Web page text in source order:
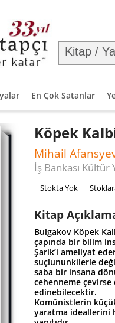
En Çok Satanlar
Köpek
Mihail
İş Bankası Kültür
Stokta Yok
Kitap
Bulgakov Köpek
çapında bir bilim
Şarik’i ameliyat
suçlununkilerle
saba bir insana
cehenneme
edinebilecektir.
Komünistlerin
yaratma ideallerini